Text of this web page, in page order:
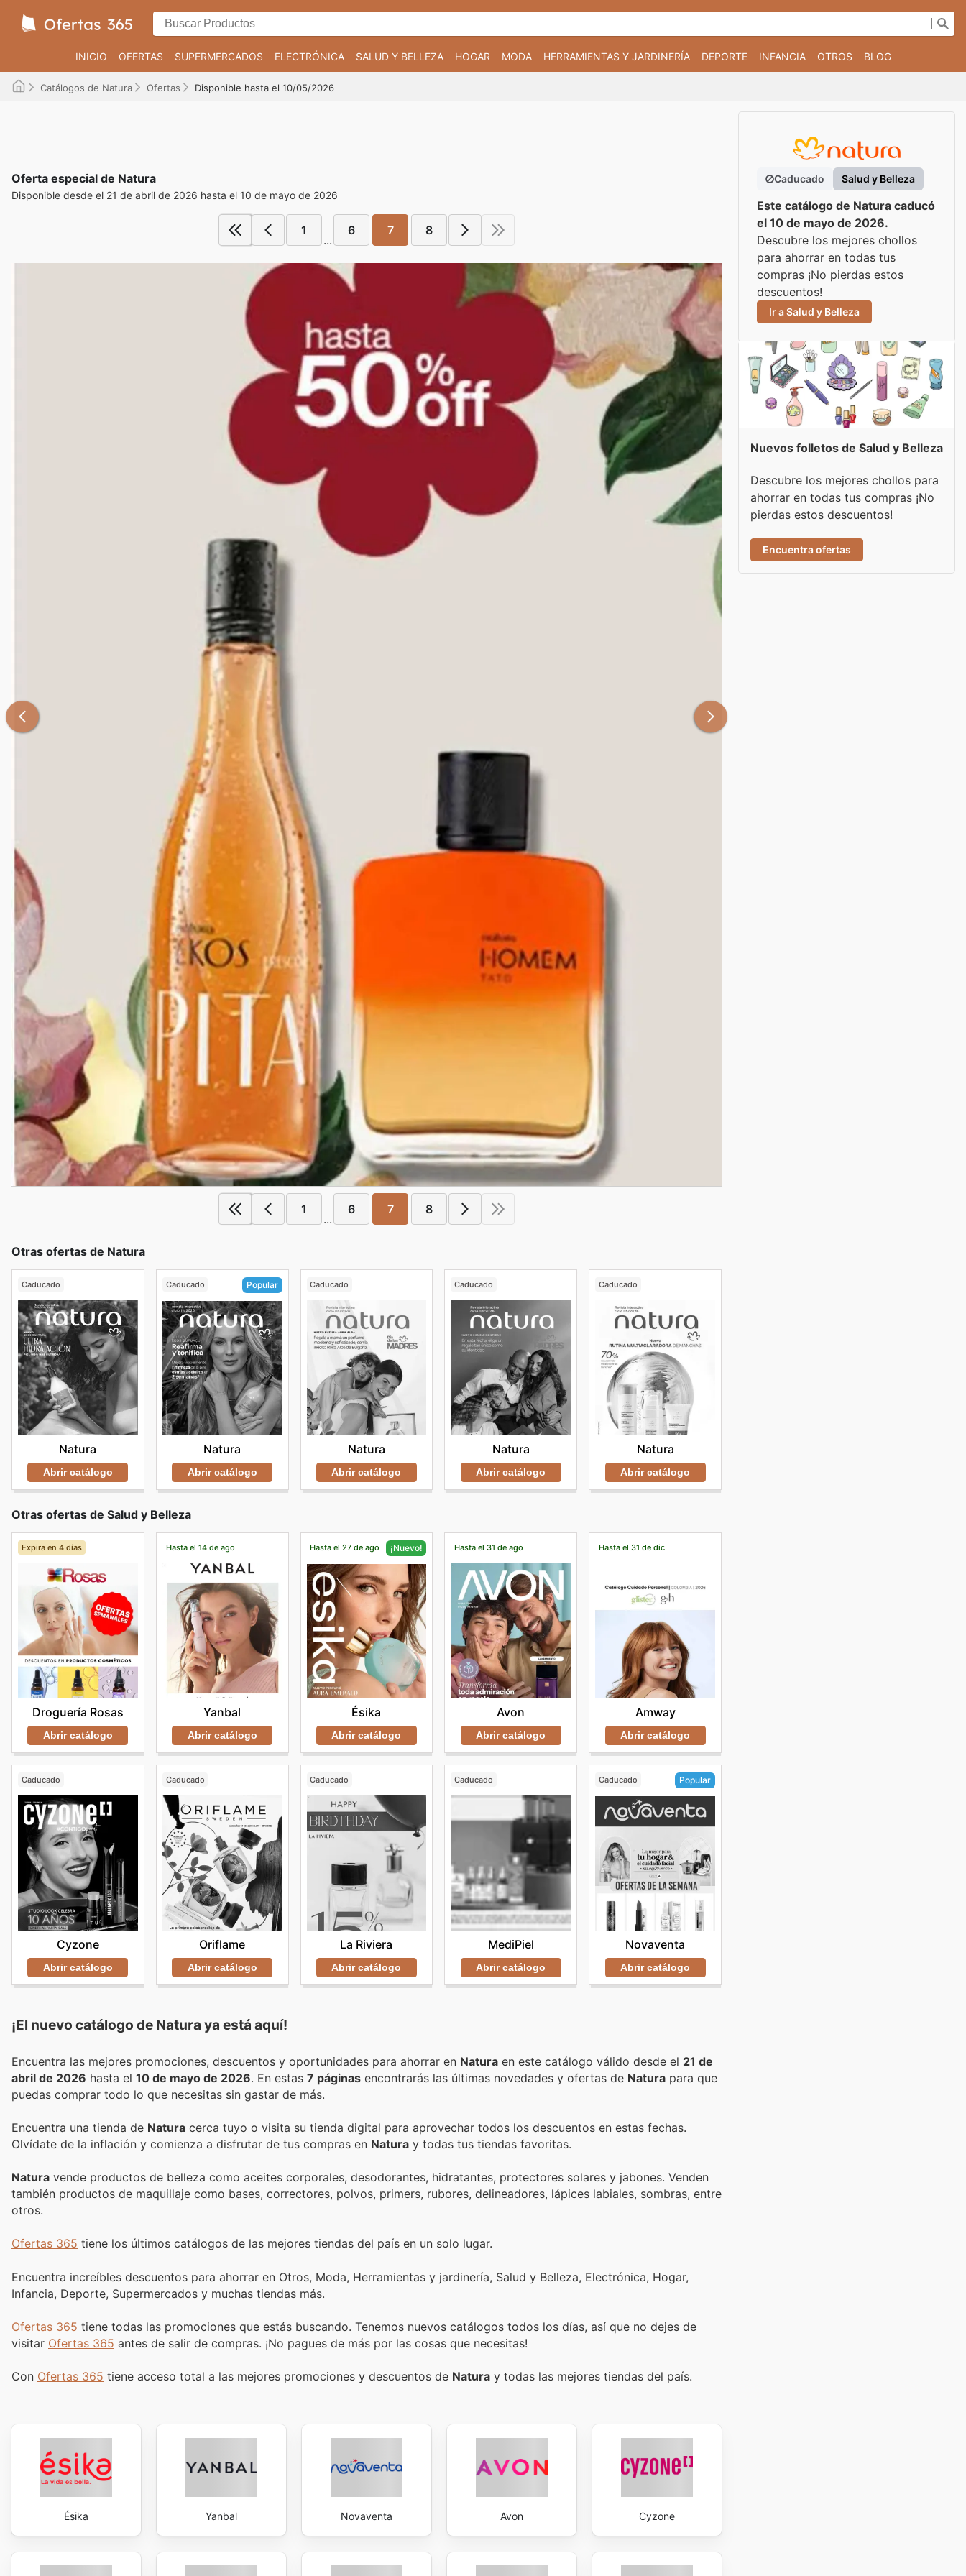
INICIO OFERTAS SUPERMERCADOS ELECTRÓNICA SALUD Y BELLEZA HOGAR MODA HERRAMIENTAS Y JARDINERÍA DEPORTE INFANCIA OTROS BLOG
Catálogos de Natura Ofertas Disponible hasta el 10/05/2026
Oferta especial de Natura
Disponible desde el 21 de abril de 2026 hasta el 10 de mayo de 2026
1
...
6 7 8
1
...
6 7 8
Otras ofertas de Natura
Caducado
Natura
Abrir catálogo
Caducado Popular
Natura
Abrir catálogo
Caducado
Natura
Abrir catálogo
Caducado
Natura
Abrir catálogo
Caducado
Natura
Abrir catálogo
Otras ofertas de Salud y Belleza
Expira en 4 días
Droguería Rosas
Abrir catálogo
Hasta el 14 de ago
Yanbal
Abrir catálogo
Hasta el 27 de ago ¡Nuevo!
Ésika
Abrir catálogo
Hasta el 31 de ago
Avon
Abrir catálogo
Hasta el 31 de dic
Amway
Abrir catálogo
Caducado
Cyzone
Abrir catálogo
Caducado
Oriflame
Abrir catálogo
Caducado
La Riviera
Abrir catálogo
Caducado
MediPiel
Abrir catálogo
Caducado Popular
Novaventa
Abrir catálogo
¡El nuevo catálogo de Natura ya está aquí!
Encuentra las mejores promociones, descuentos y oportunidades para ahorrar en Natura en este catálogo válido desde el 21 de
abril de 2026 hasta el 10 de mayo de 2026 . En estas 7 páginas encontrarás las últimas novedades y ofertas de Natura para que
puedas comprar todo lo que necesitas sin gastar de más.
Encuentra una tienda de Natura cerca tuyo o visita su tienda digital para aprovechar todos los descuentos en estas fechas.
Olvídate de la inflación y comienza a disfrutar de tus compras en Natura y todas tus tiendas favoritas.
Natura vende productos de belleza como aceites corporales, desodorantes, hidratantes, protectores solares y jabones. Venden
también productos de maquillaje como bases, correctores, polvos, primers, rubores, delineadores, lápices labiales, sombras, entre
otros.
Ofertas 365 tiene los últimos catálogos de las mejores tiendas del país en un solo lugar.
Encuentra increíbles descuentos para ahorrar en Otros, Moda, Herramientas y jardinería, Salud y Belleza, Electrónica, Hogar,
Infancia, Deporte, Supermercados y muchas tiendas más.
Ofertas 365 tiene todas las promociones que estás buscando. Tenemos nuevos catálogos todos los días, así que no dejes de
visitar Ofertas 365 antes de salir de compras. ¡No pagues de más por las cosas que necesitas!
Con Ofertas 365 tiene acceso total a las mejores promociones y descuentos de Natura y todas las mejores tiendas del país.
Ésika Yanbal Novaventa Avon Cyzone
Caducado Salud y Belleza
Este catálogo de Natura caducó
el 10 de mayo de 2026.
Descubre los mejores chollos
para ahorrar en todas tus
compras ¡No pierdas estos
descuentos!
Ir a Salud y Belleza
Nuevos folletos de Salud y Belleza
Descubre los mejores chollos para
ahorrar en todas tus compras ¡No
pierdas estos descuentos!
Encuentra ofertas